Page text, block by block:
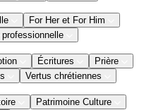
For Her et For Him
Écritures
Prière
Vertus chrétiennes
Patrimoine Culture